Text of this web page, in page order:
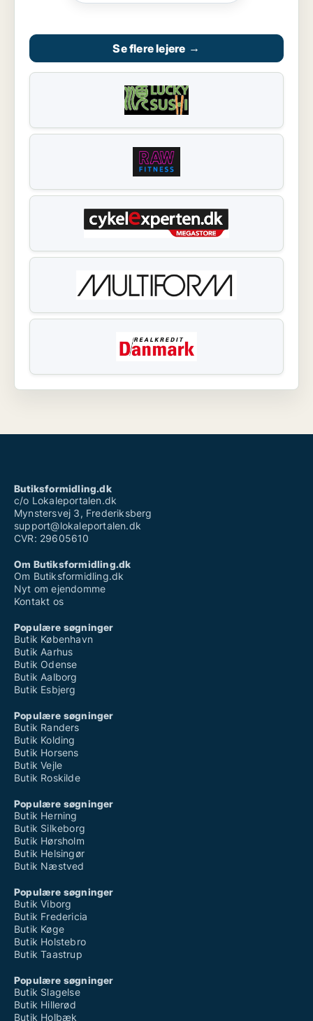
Se flere lejere →
Butiksformidling.dk
c/o Lokaleportalen.dk
Mynstersvej 3, Frederiksberg
support@lokaleportalen.dk
CVR: 29605610
Om Butiksformidling.dk
Om Butiksformidling.dk
Nyt om ejendomme
Kontakt os
Populære søgninger
Butik København
Butik Aarhus
Butik Odense
Butik Aalborg
Butik Esbjerg
Populære søgninger
Butik Randers
Butik Kolding
Butik Horsens
Butik Vejle
Butik Roskilde
Populære søgninger
Butik Herning
Butik Silkeborg
Butik Hørsholm
Butik Helsingør
Butik Næstved
Populære søgninger
Butik Viborg
Butik Fredericia
Butik Køge
Butik Holstebro
Butik Taastrup
Populære søgninger
Butik Slagelse
Butik Hillerød
Butik Holbæk